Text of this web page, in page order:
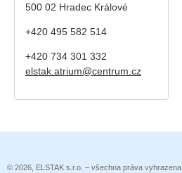
500 02 Hradec Králové
+420 495 582 514
+420 734 301 332
elstak.atrium@centrum.cz
© 2026, ELSTAK s.r.o. – všechna práva vyhrazena